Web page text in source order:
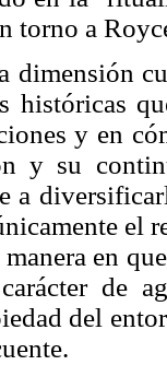
torno a
dimensión
históricas
y en
y su
a
el
en
de
del